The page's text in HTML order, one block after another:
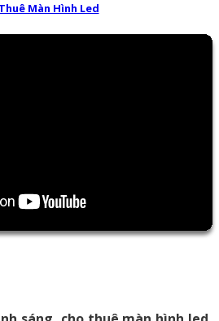
Màn Hình Led